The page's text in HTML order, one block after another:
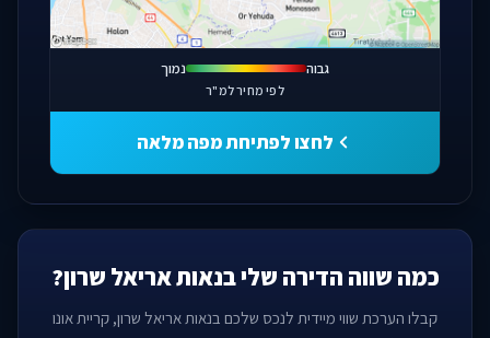
פתחו מפה מלאה
גבוה נמוך
לפי מחיר למ"ר
לחצו לפתיחת מפה מלאה
כמה שווה הדירה שלי בנאות אריאל שרון?
קבלו הערכת שווי מיידית לנכס שלכם בנאות אריאל שרון, קריית אונו